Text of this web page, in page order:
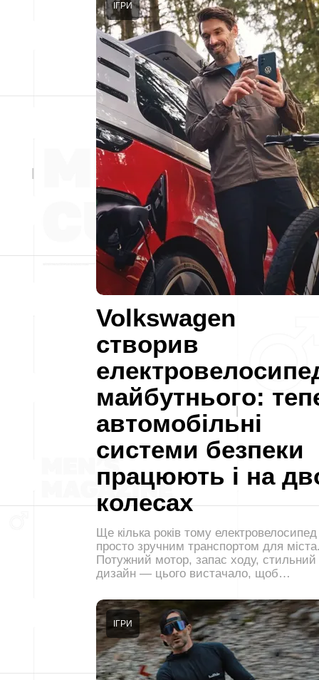
Volkswagen
створив
майбутнього:
автомобільні
системи безпеки
працюють і на
колесах
ІГРИ
Ще кілька років тому
просто зручним транспортом для
Потужний мотор, запас ходу, стильний
дизайн — цього вистачало, щоб…
ІГРИ